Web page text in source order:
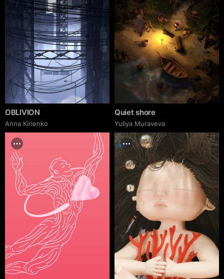
OBLIVION
Anna Kirienko
Quiet shore
Yuliya Muraveva